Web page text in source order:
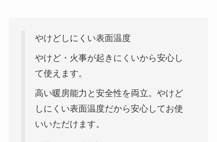
やけどしにくい表面温度
やけど・火事が起きにくいから安心し
て使えます。
高い暖房能力と安全性を両立。やけど
しにくい表面温度だから安心してお使
いいただけます。